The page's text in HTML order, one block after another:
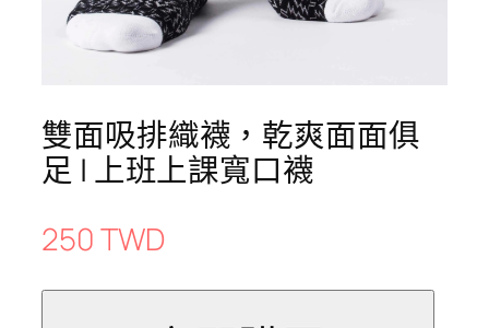
雙面吸排織襪，乾爽面面俱
足 | 上班上課寬口襪
250 TWD